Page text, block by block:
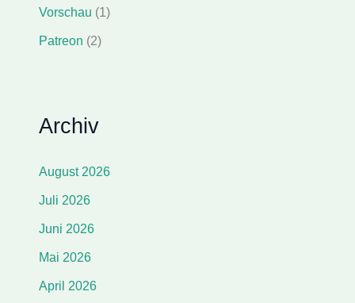
Vorschau (1)
Patreon (2)
Archiv
August 2026
Juli 2026
Juni 2026
Mai 2026
April 2026